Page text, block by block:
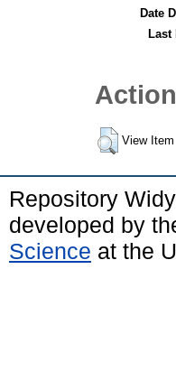
Date
Last
View Item
Repository
developed by
Science at the